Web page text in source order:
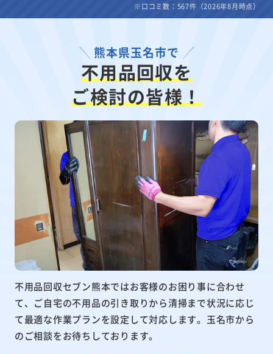
※口コミ数：567件（2026年8月時点）
熊本県玉名市で
不用品回収を
ご検討の皆様！
不用品回収セブン熊本ではお客様のお困り事に合わせ
て、ご自宅の不用品の引き取りから清掃まで状況に応じ
て最適な作業プランを設定して対応します。玉名市から
のご相談をお待ちしております。